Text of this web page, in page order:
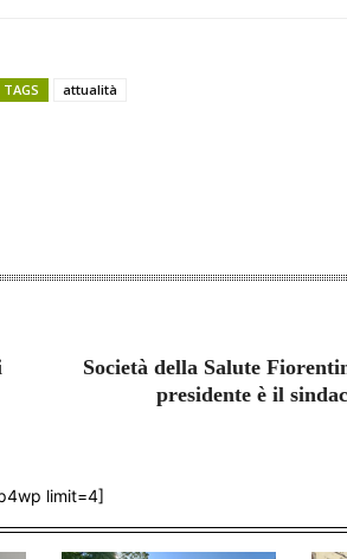
TAGS attualità
Società della Salute
presidente è il
limit=4]